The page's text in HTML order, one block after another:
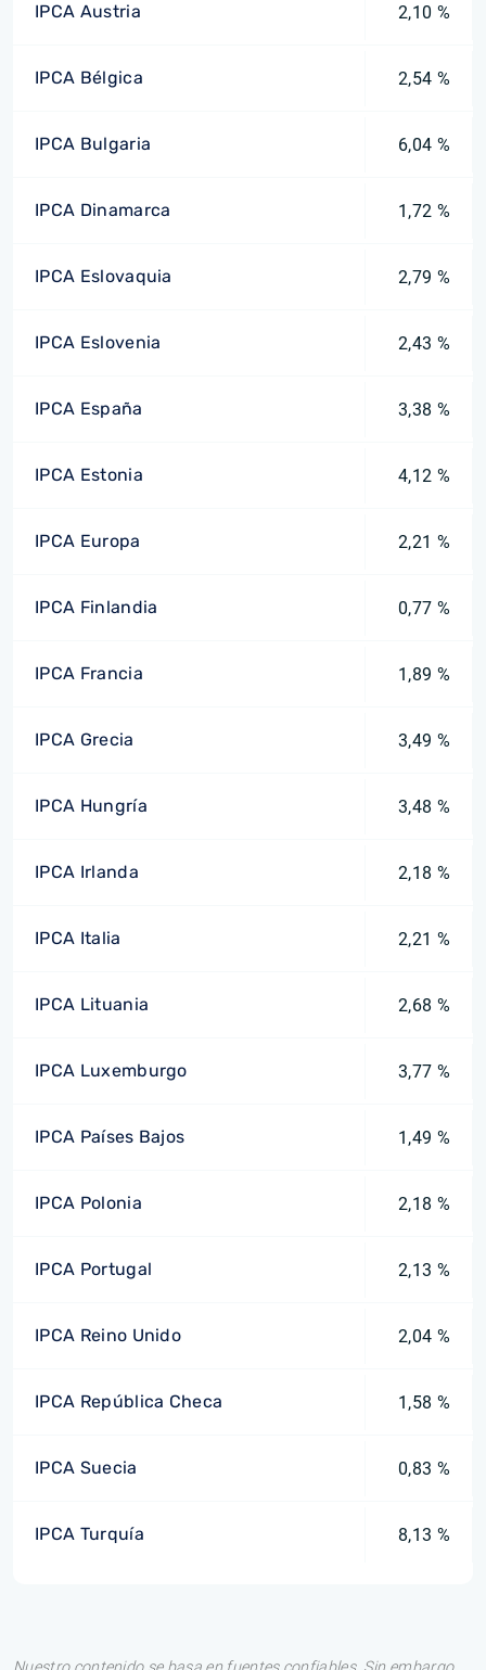
IPCA Austria 2,10 %
IPCA Bélgica 2,54 %
IPCA Bulgaria 6,04 %
IPCA Dinamarca 1,72 %
IPCA Eslovaquia 2,79 %
IPCA Eslovenia 2,43 %
IPCA España 3,38 %
IPCA Estonia 4,12 %
IPCA Europa 2,21 %
IPCA Finlandia 0,77 %
IPCA Francia 1,89 %
IPCA Grecia 3,49 %
IPCA Hungría 3,48 %
IPCA Irlanda 2,18 %
IPCA Italia 2,21 %
IPCA Lituania 2,68 %
IPCA Luxemburgo 3,77 %
IPCA Países Bajos 1,49 %
IPCA Polonia 2,18 %
IPCA Portugal 2,13 %
IPCA Reino Unido 2,04 %
IPCA República Checa 1,58 %
IPCA Suecia 0,83 %
IPCA Turquía 8,13 %